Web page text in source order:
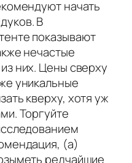
начать
В
показывают
нечастые
них. Цены сверху
уникальные
кверху, хотя уж
Торгуйте
(а)
редчайшие